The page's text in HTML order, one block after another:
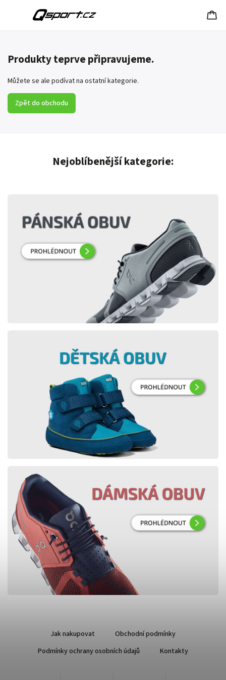
Produkty teprve připravujeme.
Můžete se ale podívat na ostatní kategorie.
Zpět do obchodu
Nejoblíbenější kategorie:
Jak nakupovat
Obchodní podmínky
Podmínky ochrany osobních údajů
Kontakty